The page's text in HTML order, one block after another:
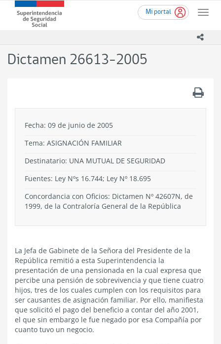
contenido
Mi portal
Toggle
Superintendencia
de
-
Dictamen 26613-2005
Fecha: 09 de junio de 2005
Tema: ASIGNACIÓN FAMILIAR
Destinatario: UNA MUTUAL DE SEGURIDAD
Fuentes: Ley Nºs 16.744; Ley Nº 18.695
Concordancia con Oficios: Dictamen Nº 42607N, de
1999, de la Contraloría General de la República
La Jefa de Gabinete de la Señora del Presidente de la
República remitió a esta Superintendencia la
presentación de una pensionada en la cual expresa que
percibe una pensión de sobrevivencia y que tiene cuatro
hijos, tres de los cuales cumplen con los requisitos para
ser causantes de asignación familiar. Por ello, manifiesta
que solicitó el pago del beneficio a contar del año 2001,
el que sin embargo le fue negado por esa Compañía por
cuanto tuvo un negocio.